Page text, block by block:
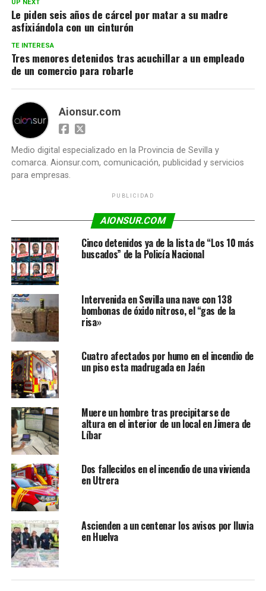
UP NEXT
Le piden seis años de cárcel por matar a su madre
asfixiándola con un cinturón
TE INTERESA
Tres menores detenidos tras acuchillar a un empleado
de un comercio para robarle
Aionsur.com
Medio digital especializado en la Provincia de Sevilla y
comarca. Aionsur.com, comunicación, publicidad y servicios
para empresas.
PUBLICIDAD
AIONSUR.COM
Cinco detenidos ya de la lista de “Los 10 más
buscados” de la Policía Nacional
Intervenida en Sevilla una nave con 138
bombonas de óxido nitroso, el “gas de la
risa»
Cuatro afectados por humo en el incendio de
un piso esta madrugada en Jaén
Muere un hombre tras precipitarse de
altura en el interior de un local en Jimera de
Líbar
Dos fallecidos en el incendio de una vivienda
en Utrera
Ascienden a un centenar los avisos por lluvia
en Huelva